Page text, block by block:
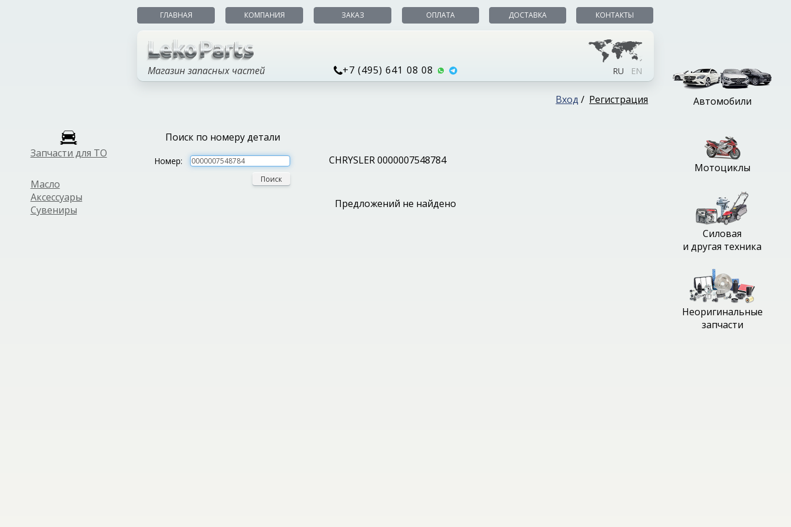
Запчасти для ТО
Масло
Аксессуары
Сувениры
ГЛАВНАЯ КОМПАНИЯ ЗАКАЗ ОПЛАТА ДОСТАВКА КОНТАКТЫ
Магазин запасных частей +7 (495) 641 08 08 RU EN
Вход / Регистрация
Поиск по номеру детали
Номер:
Поиск
CHRYSLER 0000007548784
Предложений не найдено
Автомобили
Мотоциклы
Силовая
и другая техника
Неоригинальные
запчасти